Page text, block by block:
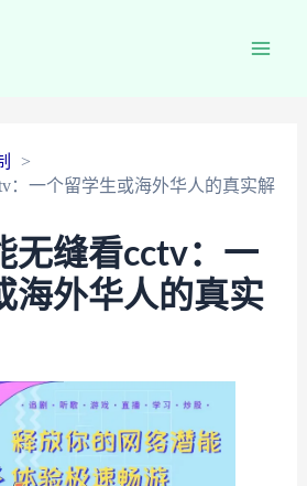
：一个留学生或海外华人的真实解
无缝看cctv：一
海外华人的真实